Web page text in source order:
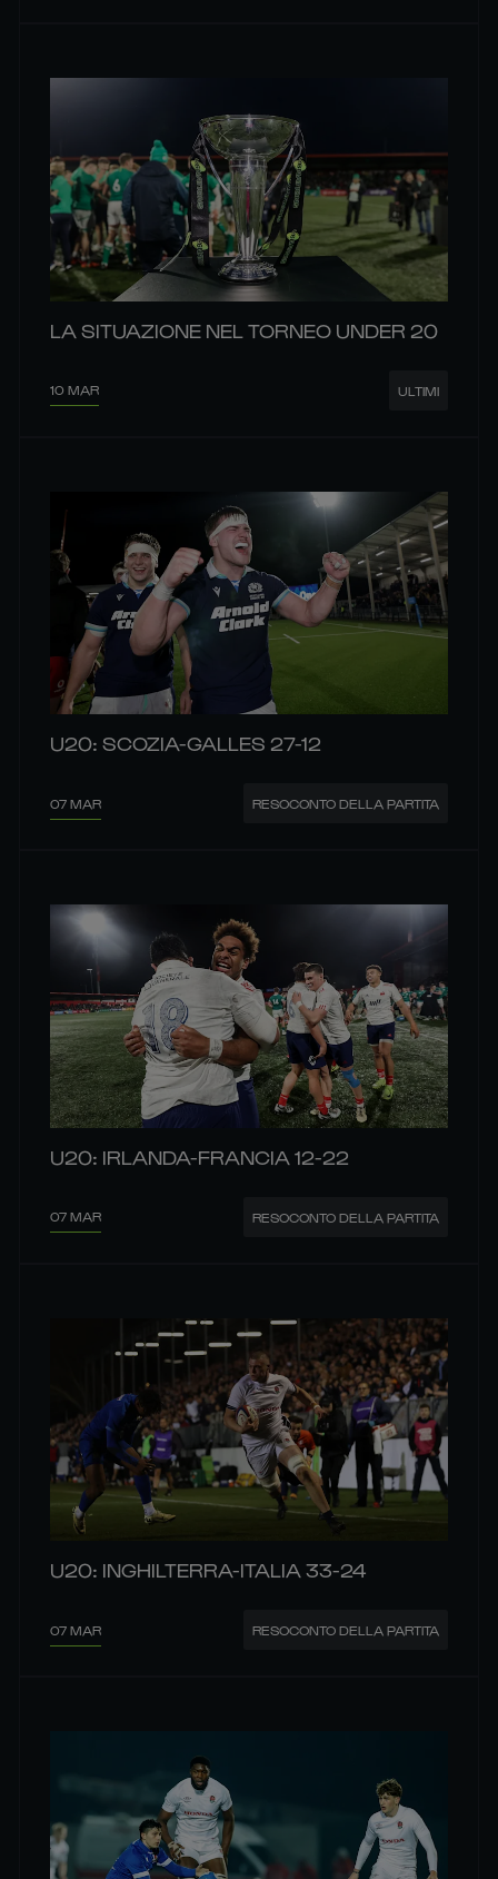
LA SITUAZIONE NEL TORNEO UNDER 20
10 MAR ULTIMI
U20: SCOZIA-GALLES 27-12
07 MAR RESOCONTO DELLA PARTITA
U20: IRLANDA-FRANCIA 12-22
07 MAR RESOCONTO DELLA PARTITA
U20: INGHILTERRA-ITALIA 33-24
07 MAR RESOCONTO DELLA PARTITA